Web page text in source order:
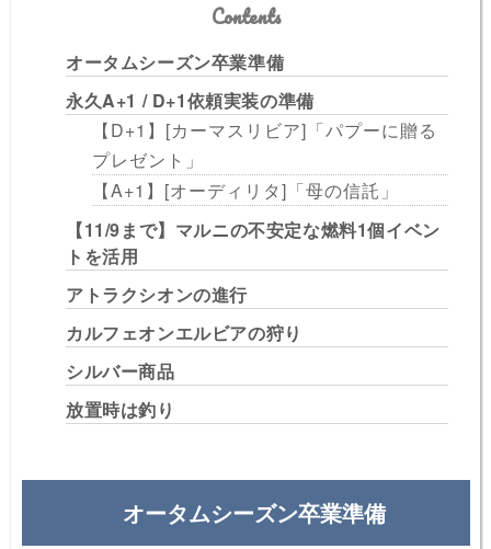
Contents
オータムシーズン卒業準備
永久A+1 / D+1依頼実装の準備
【D+1】[カーマスリビア]「パプーに贈る
プレゼント」
【A+1】[オーディリタ]「母の信託」
【11/9まで】マルニの不安定な燃料1個イベン
トを活用
アトラクシオンの進行
カルフェオンエルビアの狩り
シルバー商品
放置時は釣り
オータムシーズン卒業準備